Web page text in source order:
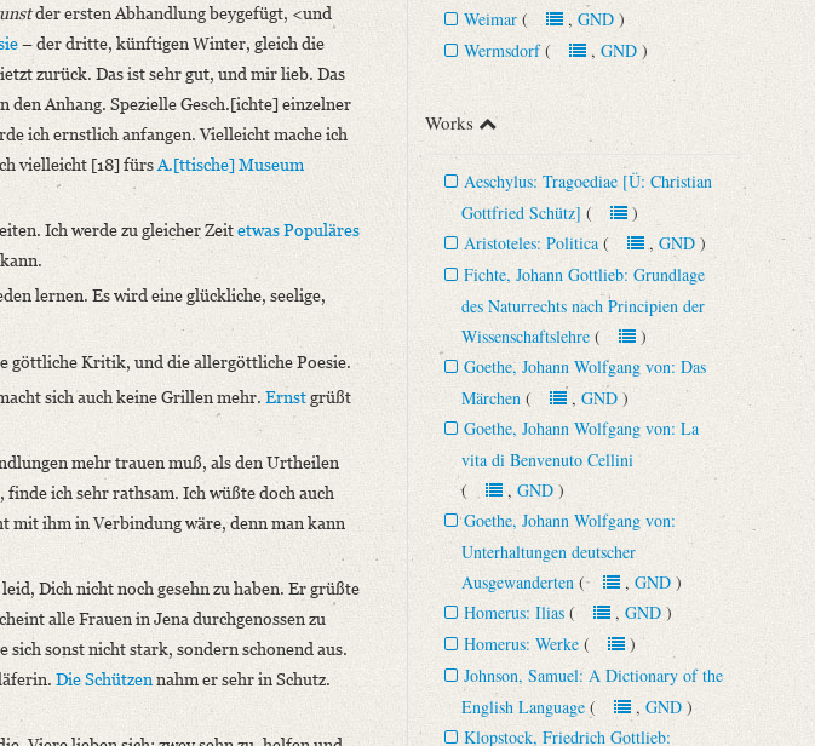
der ersten Abhandlung beygefügt, <und
– der dritte, künftigen Winter, gleich die
zurück. Das ist sehr gut, und mir lieb. Das
den Anhang. Spezielle Gesch.[ichte] einzelner
ich ernstlich anfangen. Vielleicht mache ich
vielleicht [18] fürsA.[ttische] Museum
Ich werde zu gleicher Zeitetwas Populäres
lernen. Es wird eine glückliche, seelige,
göttliche Kritik, und die allergöttliche Poesie.
sich auch keine Grillen mehr. Ernstgrüßt
mehr trauen muß, als den Urtheilen
ich sehr rathsam. Ich wüßte doch auch
mit ihm in Verbindung wäre, denn man kann
Dich nicht noch gesehn zu haben. Er grüßte
alle Frauen in Jena durchgenossen zu
sich sonst nicht stark, sondern schonend aus.
Die Schützennahm er sehr in Schutz.
Weimar (, GND)
Wermsdorf (, GND)
Works
Aeschylus: Tragoediae [Ü: Christian
Gottfried Schütz] ()
Aristoteles: Politica (, GND)
Fichte, Johann Gottlieb: Grundlage
des Naturrechts nach Principien der
Wissenschaftslehre ()
Goethe, Johann Wolfgang von: Das
Märchen (, GND)
Goethe, Johann Wolfgang von: La
vita di Benvenuto Cellini
(, GND)
Goethe, Johann Wolfgang von:
Unterhaltungen deutscher
Ausgewanderten (, GND)
Homerus: Ilias (, GND)
Homerus: Werke ()
Johnson, Samuel: A Dictionary of the
English Language (, GND)
Klopstock, Friedrich Gottlieb: